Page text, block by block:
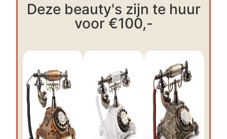
Deze beauty's zijn te huur
voor €100,-